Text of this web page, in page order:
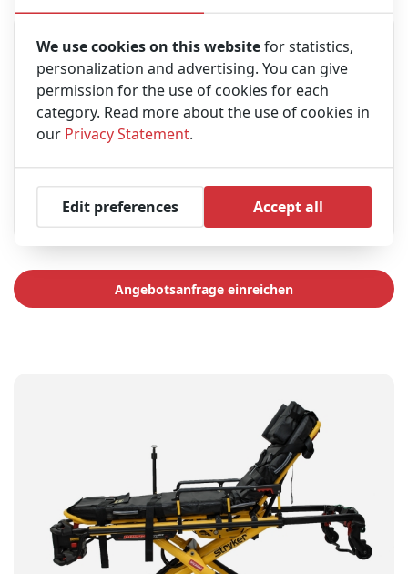
We use cookies on this websitefor statistics,
personalization and advertising. You can give
permission for the use of cookies for each
category. Read more about the use of cookies in
our Privacy Statement.
Edit preferences Accept all